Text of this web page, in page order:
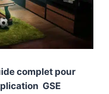
complet pour
GSE